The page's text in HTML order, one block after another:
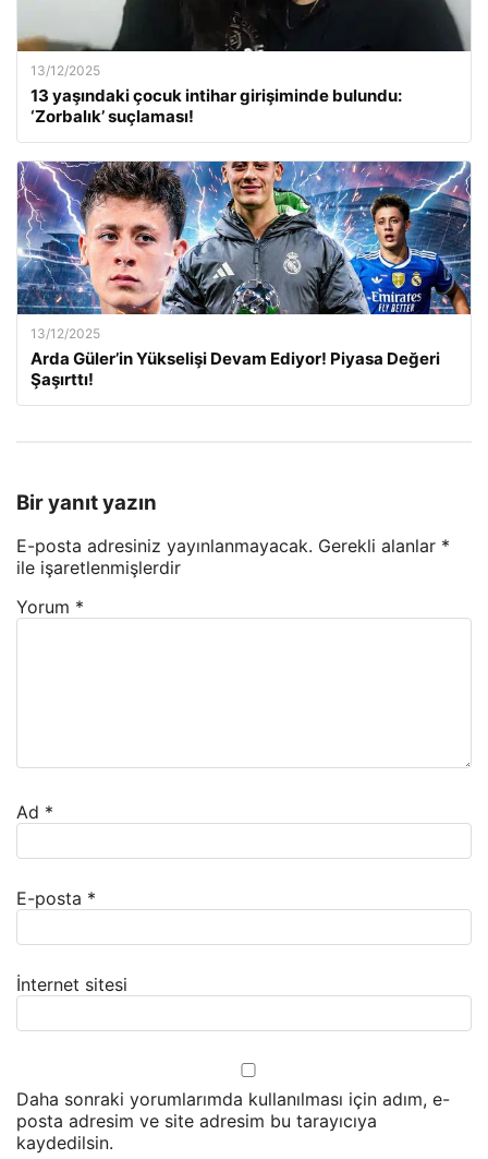
13/12/2025
13 yaşındaki çocuk intihar girişiminde bulundu:
‘Zorbalık’ suçlaması!
13/12/2025
Arda Güler’in Yükselişi Devam Ediyor! Piyasa Değeri
Şaşırttı!
Bir yanıt yazın
E-posta adresiniz yayınlanmayacak. Gerekli alanlar *
ile işaretlenmişlerdir
Yorum *
Ad *
E-posta *
İnternet sitesi
Daha sonraki yorumlarımda kullanılması için adım, e-
posta adresim ve site adresim bu tarayıcıya
kaydedilsin.